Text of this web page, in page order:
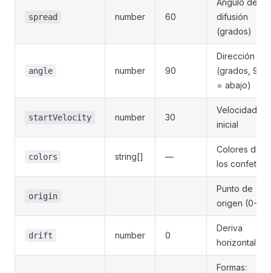
spread number 60
difusión
(grados)
angle number 90
Dirección
(grados, 90
= abajo)
startVelocity number 30
Velocidad
inicial
colors string[] —
Colores de
los confetis
origin
Punto de
origen (0-1)
drift number 0
Deriva
horizontal
Formas: